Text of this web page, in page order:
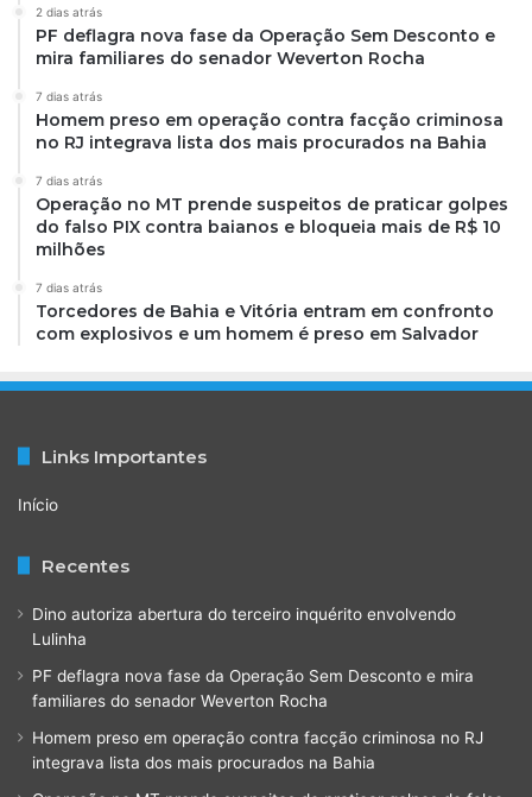
2 dias atrás
PF deflagra nova fase da Operação Sem Desconto e
mira familiares do senador Weverton Rocha
7 dias atrás
Homem preso em operação contra facção criminosa
no RJ integrava lista dos mais procurados na Bahia
7 dias atrás
Operação no MT prende suspeitos de praticar golpes
do falso PIX contra baianos e bloqueia mais de R$ 10
milhões
7 dias atrás
Torcedores de Bahia e Vitória entram em confronto
com explosivos e um homem é preso em Salvador
Links Importantes
Início
Recentes
Dino autoriza abertura do terceiro inquérito envolvendo
Lulinha
PF deflagra nova fase da Operação Sem Desconto e mira
familiares do senador Weverton Rocha
Homem preso em operação contra facção criminosa no RJ
integrava lista dos mais procurados na Bahia